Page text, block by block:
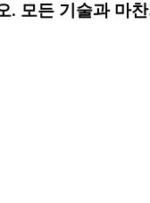
모든 기술과 마